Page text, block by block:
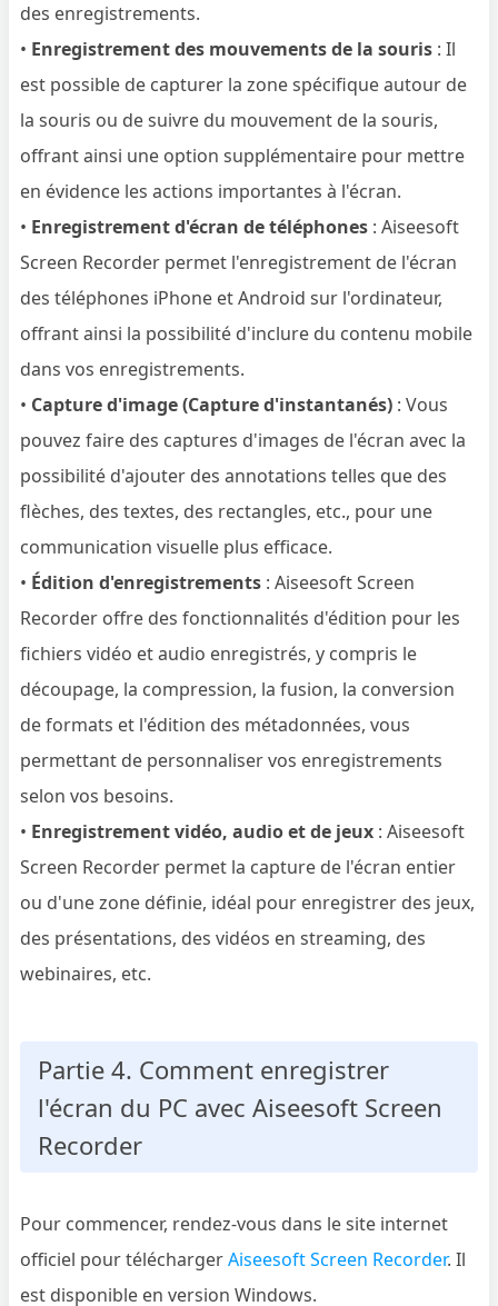
des enregistrements.
• Enregistrement des mouvements de la souris : Il
est possible de capturer la zone spécifique autour de
la souris ou de suivre du mouvement de la souris,
offrant ainsi une option supplémentaire pour mettre
en évidence les actions importantes à l'écran.
• Enregistrement d'écran de téléphones : Aiseesoft
Screen Recorder permet l'enregistrement de l'écran
des téléphones iPhone et Android sur l'ordinateur,
offrant ainsi la possibilité d'inclure du contenu mobile
dans vos enregistrements.
• Capture d'image (Capture d'instantanés) : Vous
pouvez faire des captures d'images de l'écran avec la
possibilité d'ajouter des annotations telles que des
flèches, des textes, des rectangles, etc., pour une
communication visuelle plus efficace.
• Édition d'enregistrements : Aiseesoft Screen
Recorder offre des fonctionnalités d'édition pour les
fichiers vidéo et audio enregistrés, y compris le
découpage, la compression, la fusion, la conversion
de formats et l'édition des métadonnées, vous
permettant de personnaliser vos enregistrements
selon vos besoins.
• Enregistrement vidéo, audio et de jeux : Aiseesoft
Screen Recorder permet la capture de l'écran entier
ou d'une zone définie, idéal pour enregistrer des jeux,
des présentations, des vidéos en streaming, des
webinaires, etc.
Partie 4. Comment enregistrer
l'écran du PC avec Aiseesoft Screen
Recorder
Pour commencer, rendez-vous dans le site internet
officiel pour téléchargerAiseesoft Screen Recorder. Il
est disponible en version Windows.